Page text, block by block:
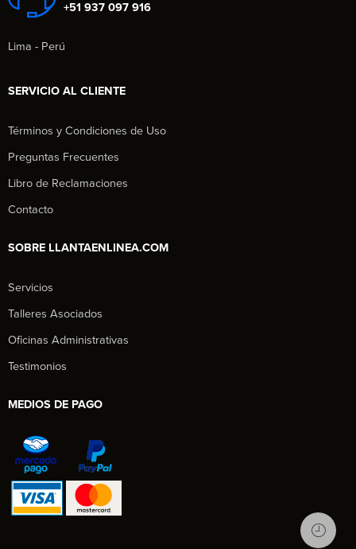
+51 937 097 916
Lima - Perú
SERVICIO AL CLIENTE
Términos y Condiciones de Uso
Preguntas Frecuentes
Libro de Reclamaciones
Contacto
SOBRE LLANTAENLINEA.COM
Servicios
Talleres Asociados
Oficinas Administrativas
Testimonios
MEDIOS DE PAGO